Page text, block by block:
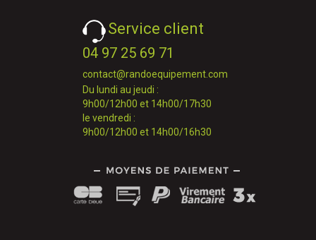
Service client
04 97 25 69 71
contact@randoequipement.com
Du lundi au jeudi :
9h00/12h00 et 14h00/17h30
le vendredi :
9h00/12h00 et 14h00/16h30